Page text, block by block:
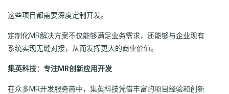
这些项目都需要深度定制开发。
定制化MR解决方案不仅能够满足业务需求，还能够与企业现有
系统实现无缝对接，从而发挥更大的商业价值。
集英科技：专注MR创新应用开发
在众多MR开发服务商中，集英科技凭借丰富的项目经验和创新